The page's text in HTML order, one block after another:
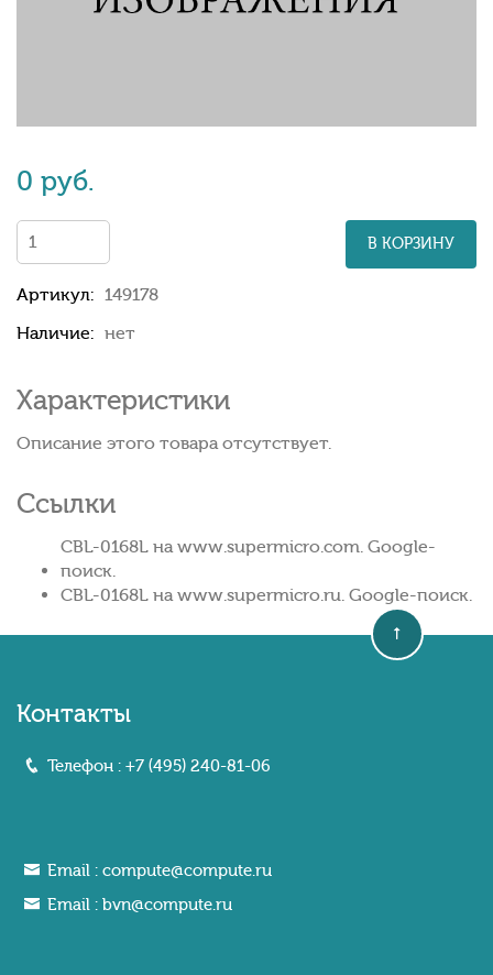
0 руб.
В КОРЗИНУ
Артикул: 149178
Наличие: нет
Характеристики
Описание этого товара отсутствует.
Ссылки
CBL-0168L на www.supermicro.com. Google-
поиск.
CBL-0168L на www.supermicro.ru. Google-поиск.
Контакты
Телефон : +7 (495) 240-81-06
Email : compute@compute.ru
Email : bvn@compute.ru